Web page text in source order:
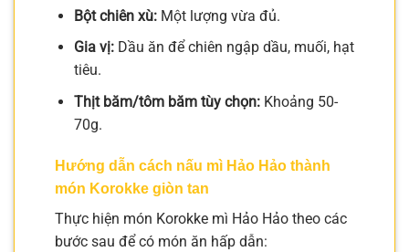
Bột chiên xù:Một lượng vừa đủ.
Gia vị:Dầu ăn để chiên ngập dầu, muối, hạt
tiêu.
Thịt băm/tôm băm tùy chọn:Khoảng 50-
70g.
Hướng dẫn cách nấu mì Hảo Hảo thành
món Korokke giòn tan
Thực hiện món Korokke mì Hảo Hảo theo các
bước sau để có món ăn hấp dẫn: